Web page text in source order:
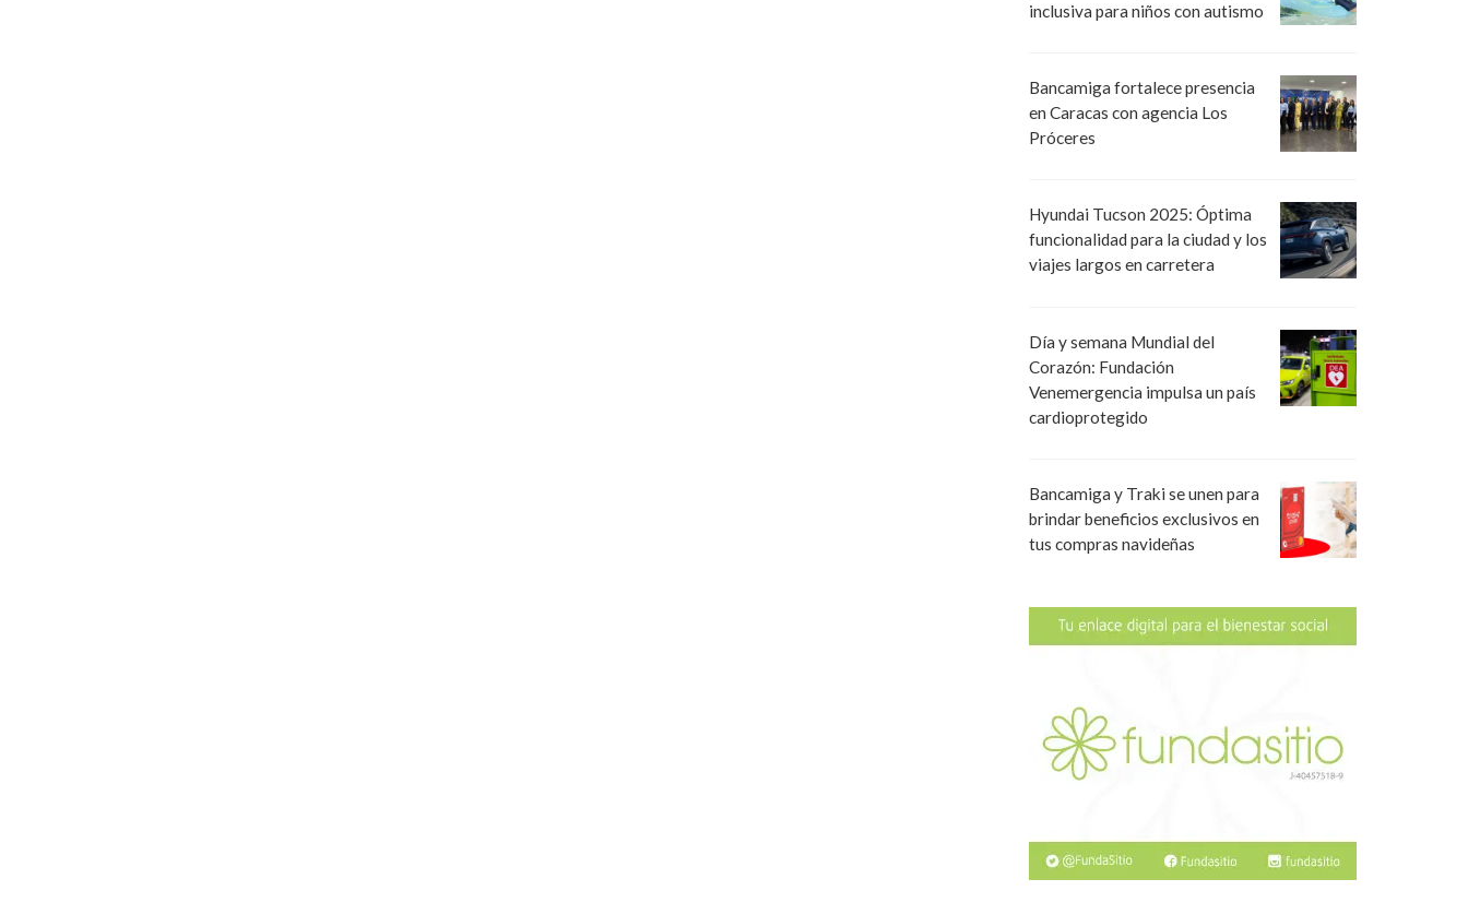
inclusiva para niños con autismo
Bancamiga fortalece presencia
en Caracas con agencia Los
Próceres
Hyundai Tucson 2025: Óptima
funcionalidad para la ciudad y los
viajes largos en carretera
Día y semana Mundial del
Corazón: Fundación
Venemergencia impulsa un país
cardioprotegido
Bancamiga y Traki se unen para
brindar beneficios exclusivos en
tus compras navideñas